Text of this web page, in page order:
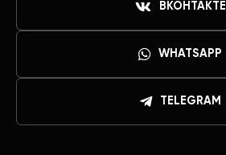
ВКОНТАКТЕ
WHATSAPP
TELEGRAM